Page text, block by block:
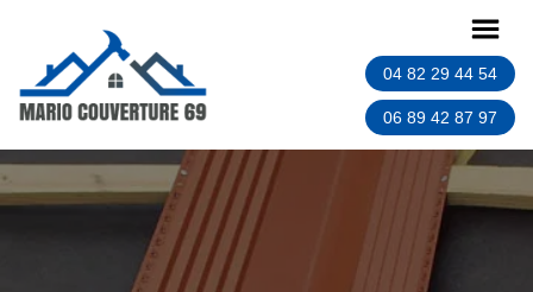
04 82 29 44 54
06 89 42 87 97